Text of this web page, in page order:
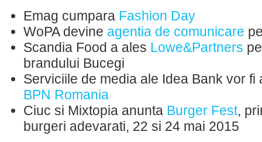
Emag cumpara Fashion Day
WoPA devine agentia de comunicare
Scandia Food a ales Lowe&Partners
brandului Bucegi
Serviciile de media ale Idea Bank vor fi
BPN Romania
Ciuc si Mixtopia anunta Burger Fest,
burgeri adevarati, 22 si 24 mai 2015